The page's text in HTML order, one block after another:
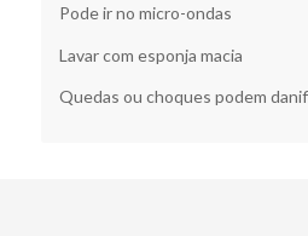
Pode ir no micro-ondas
Lavar com esponja macia
Quedas ou choques podem